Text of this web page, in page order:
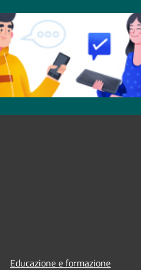
Educazione e formazione